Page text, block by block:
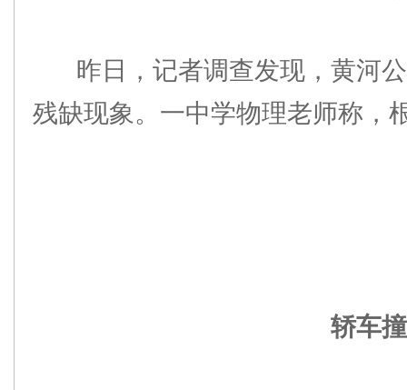
昨日，记者调查发现，黄河公
残缺现象。一中学物理老师称，
轿车